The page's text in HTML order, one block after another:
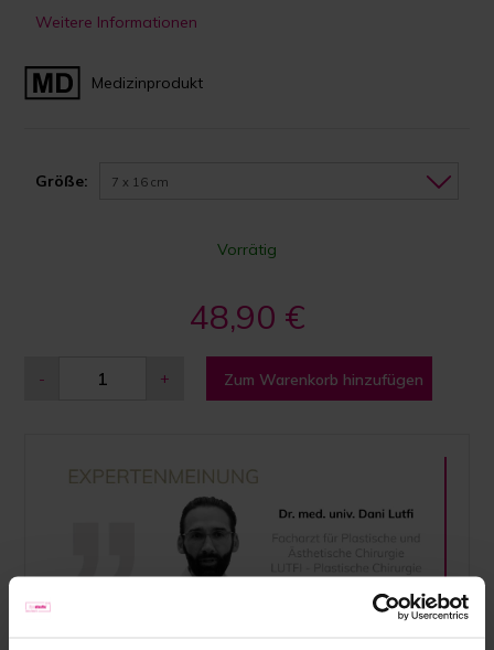
Weitere Informationen
Medizinprodukt
Größe: 7 x 16 cm
Vorrätig
48,90 €
- + Zum Warenkorb hinzufügen